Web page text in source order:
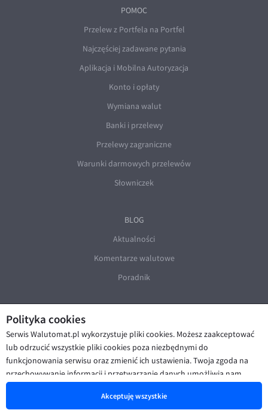
Polityka cookies
Serwis Walutomat.pl wykorzystuje pliki cookies. Możesz zaakceptować
lub odrzucić wszystkie pliki cookies poza niezbędnymi do
funkcjonowania serwisu oraz zmienić ich ustawienia. Twoja zgoda na
przechowywanie informacji i przetwarzanie danych umożliwia nam
poprawę funkcjonalności strony oraz prezentowanie Ci
spersonalizowanych treści i reklam. Więcej informacji znajdziesz w naszej
Akceptuję wszystkie
POMOC
Przelew z Portfela na Portfel
Najczęściej zadawane pytania
Aplikacja i Mobilna Autoryzacja
Konto i opłaty
Wymiana walut
Banki i przelewy
Przelewy zagraniczne
Warunki darmowych przelewów
Słowniczek
BLOG
Aktualności
Komentarze walutowe
Poradnik
© Walutomat 2026 | Regulaminy
|
Polityka prywatności i cookies | Deklaracja dostępności